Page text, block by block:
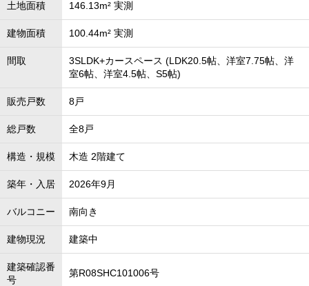
土地面積 146.13m² 実測
建物面積 100.44m² 実測
間取
3SLDK+カースペース (LDK20.5帖、洋室7.75帖、洋
室6帖、洋室4.5帖、S5帖)
販売戸数 8戸
総戸数 全8戸
構造・規模 木造 2階建て
築年・入居 2026年9月
バルコニー 南向き
建物現況 建築中
建築確認番
号
第R08SHC101006号